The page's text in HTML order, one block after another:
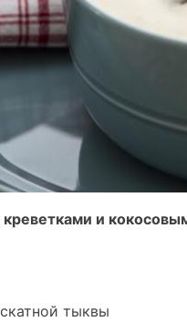
креветками и
тыквы